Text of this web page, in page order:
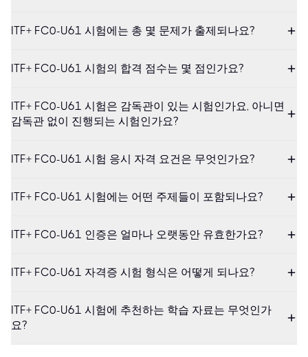
ITF+ FC0-U61 시험에는 총 몇 문제가 출제되나요?
ITF+ FC0-U61 시험의 합격 점수는 몇 점인가요?
ITF+ FC0-U61 시험은 감독관이 있는 시험인가요, 아니면
감독관 없이 진행되는 시험인가요?
ITF+ FC0-U61 시험 응시 자격 요건은 무엇인가요?
ITF+ FC0-U61 시험에는 어떤 주제들이 포함되나요?
ITF+ FC0-U61 인증은 얼마나 오랫동안 유효한가요?
ITF+ FC0-U61 자격증 시험 형식은 어떻게 되나요?
ITF+ FC0-U61 시험에 추천하는 학습 자료는 무엇인가
요?